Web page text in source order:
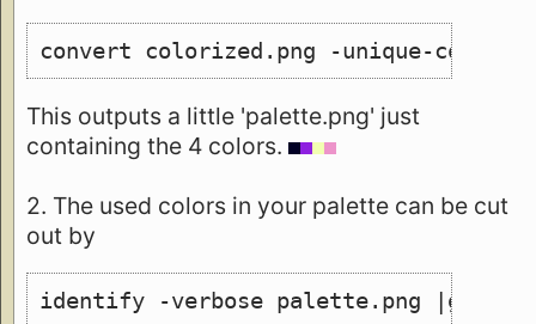
convert colorized.png -unique-colors
This outputs a little 'palette.png' just
containing the 4 colors.
2. The used colors in your palette can be cut
out by
identify -verbose palette.png